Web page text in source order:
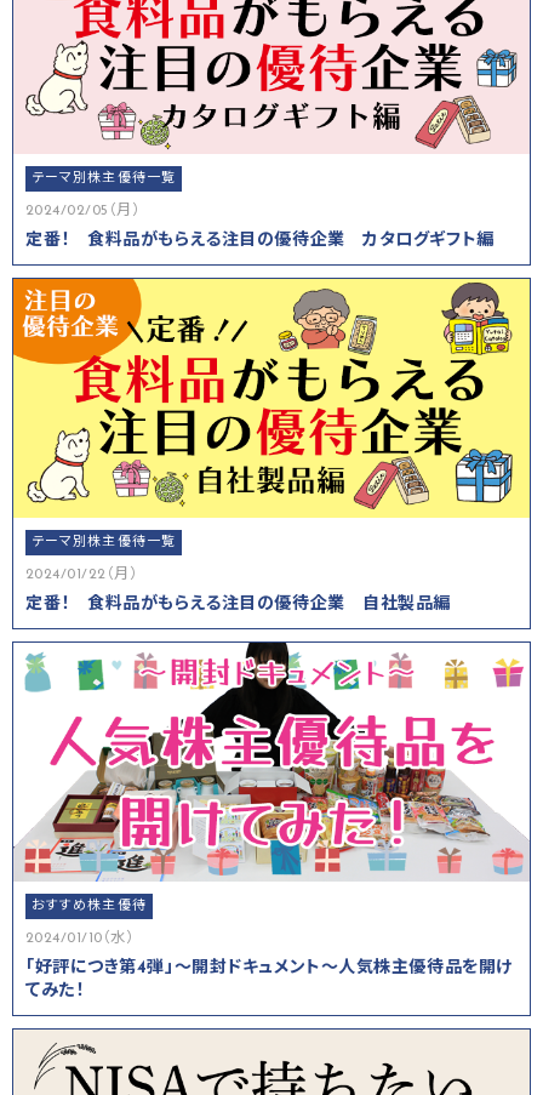
テーマ別株主優待一覧
2024/02/05（月）
定番！ 食料品がもらえる注目の優待企業 カタログギフト編
テーマ別株主優待一覧
2024/01/22（月）
定番！ 食料品がもらえる注目の優待企業 自社製品編
おすすめ株主優待
2024/01/10（水）
「好評につき第4弾」～開封ドキュメント～人気株主優待品を開け
てみた！